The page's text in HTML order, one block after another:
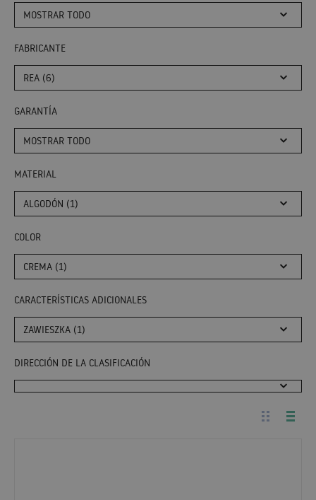
MOSTRAR TODO
FABRICANTE
REA (6)
GARANTÍA
MOSTRAR TODO
MATERIAL
ALGODÓN (1)
COLOR
CREMA (1)
CARACTERÍSTICAS ADICIONALES
ZAWIESZKA (1)
DIRECCIÓN DE LA CLASIFICACIÓN